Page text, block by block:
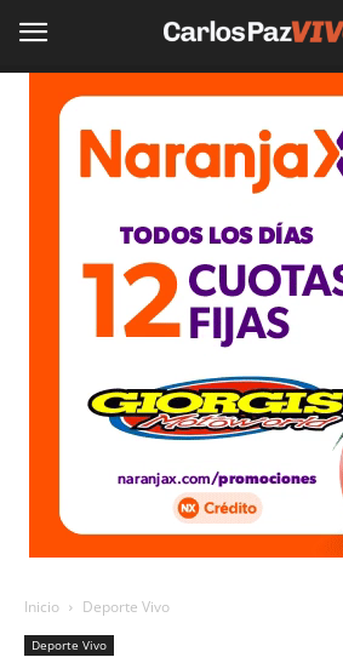
Inicio Deporte Vivo
Deporte Vivo